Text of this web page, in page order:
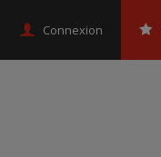
Connexion